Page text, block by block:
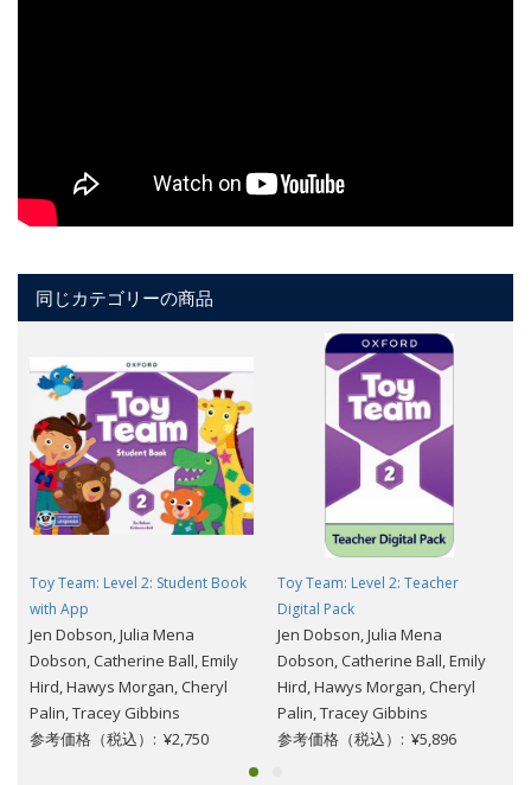
同じカテゴリーの商品
Toy Team: Level 2: Student Book
with App
Jen Dobson, Julia Mena
Dobson, Catherine Ball, Emily
Hird, Hawys Morgan, Cheryl
Palin, Tracey Gibbins
参考価格（税込）: ¥2,750
Toy Team: Level 2: Teacher
Digital Pack
Jen Dobson, Julia Mena
Dobson, Catherine Ball, Emily
Hird, Hawys Morgan, Cheryl
Palin, Tracey Gibbins
参考価格（税込）: ¥5,896